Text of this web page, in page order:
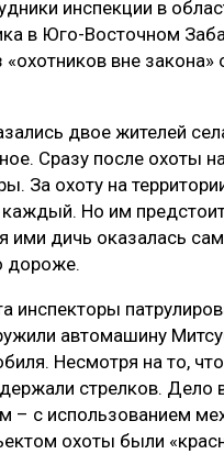
И ЗАЩИТА
ПЛИТ
инспекции в
в Юго-Восточном
вне
двое жителей
Сразу после охоты
За охоту на
каждый. Но им
ими дичь оказалась
дороже.
инспекторы
автомашину
Несмотря на то,
стрелков. Дело
с использованием
охоты были